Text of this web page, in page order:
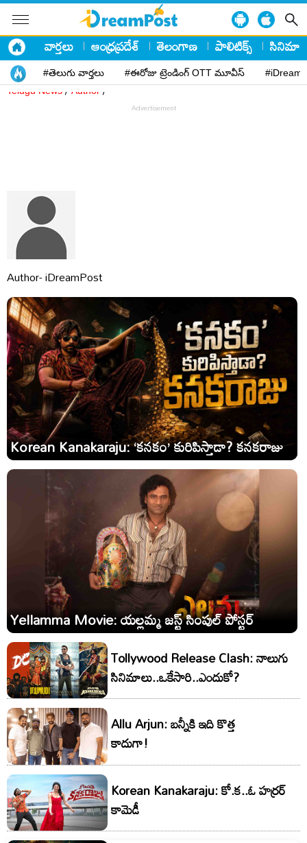
వార్తలు ఆంధ్రప్రదేశ్ తెలంగాణ పాలిటిక్స్ సినిమా
#తెలుగు వార్తలు #ఈరోజు ట్రెండింగ్ OTT మూవీస్
Telugu News/Author/
Author- iDreamPost
Korean Kanakaraju: ‘కనకం’ కురిపిస్తాడా? కనకరాజు
Yellamma Movie: యల్లమ్మ జస్ట్ సింపుల్ పోస్టర్
Tollywood Release Clash: నాలుగు
సినిమాలు..ఒకేసారి..ఎందుకో?
Allu Arjun: బన్నీకి ఇది కొత్త
కాదుగా!
Korean Kanakaraju: కో.క..ఓ హర్రర్
కామెడీ